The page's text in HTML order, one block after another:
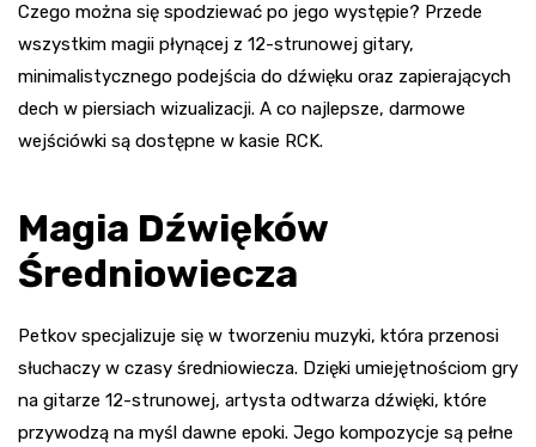
Czego można się spodziewać po jego występie? Przede
wszystkim magii płynącej z 12-strunowej gitary,
minimalistycznego podejścia do dźwięku oraz zapierających
dech w piersiach wizualizacji. A co najlepsze, darmowe
wejściówki są dostępne w kasie RCK.
Magia Dźwięków
Średniowiecza
Petkov specjalizuje się w tworzeniu muzyki, która przenosi
słuchaczy w czasy średniowiecza. Dzięki umiejętnościom gry
na gitarze 12-strunowej, artysta odtwarza dźwięki, które
przywodzą na myśl dawne epoki. Jego kompozycje są pełne